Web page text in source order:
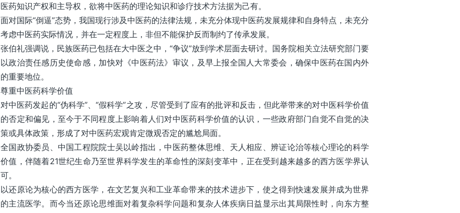
医药知识产权和主导权，欲将中医药的理论知识和诊疗技术方法据为己有。
面对国际“倒逼”态势，我国现行涉及中医药的法律法规，未充分体现中医药发展规律和自身特点，未充分
考虑中医药实际情况，并在一定程度上，非但不能保护反而制约了传承发展。
张伯礼强调说，民族医药已包括在大中医之中，“争议”放到学术层面去研讨。国务院相关立法研究部门要
以政治责任感历史使命感，加快对《中医药法》审议，及早上报全国人大常委会，确保中医药在国内外
的重要地位。
尊重中医药科学价值
对中医药发起的“伪科学”、“假科学”之攻，尽管受到了应有的批评和反击，但此举带来的对中医科学价值
的否定和偏见，至今于不同程度上影响着人们对中医药科学价值的认识，一些政府部门自觉不自觉的决
策或具体政策，形成了对中医药宏观肯定微观否定的尴尬局面。
全国政协委员、中国工程院院士吴以岭指出，中医药整体思维、天人相应、辨证论治等核心理论的科学
价值，伴随着21世纪生命乃至世界科学发生的革命性的深刻变革中，正在受到越来越多的西方医学界认
可。
以还原论为核心的西方医学，在文艺复兴和工业革命带来的技术进步下，使之得到快速发展并成为世界
的主流医学。而今当还原论思维面对着复杂科学问题和复杂人体疾病日益显示出其局限性时，向东方整